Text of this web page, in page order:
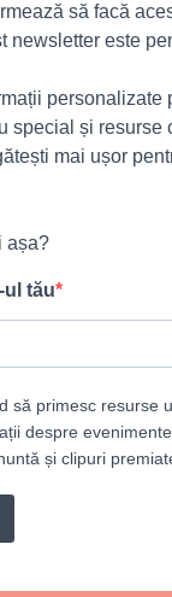
să facă
newsletter este
personalizate
special și resurse
mai ușor
așa?
ul tău
să primesc resurse
despre
și clipuri